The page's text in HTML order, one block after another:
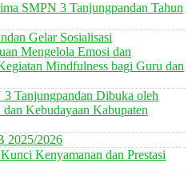
SMPN 3 Tanjungpandan Tahun
Gelar Sosialisasi
Mengelola Emosi dan
Mindfulness bagi Guru dan
Tanjungpandan Dibuka oleh
Kebudayaan Kabupaten
2025/2026
Kenyamanan dan Prestasi